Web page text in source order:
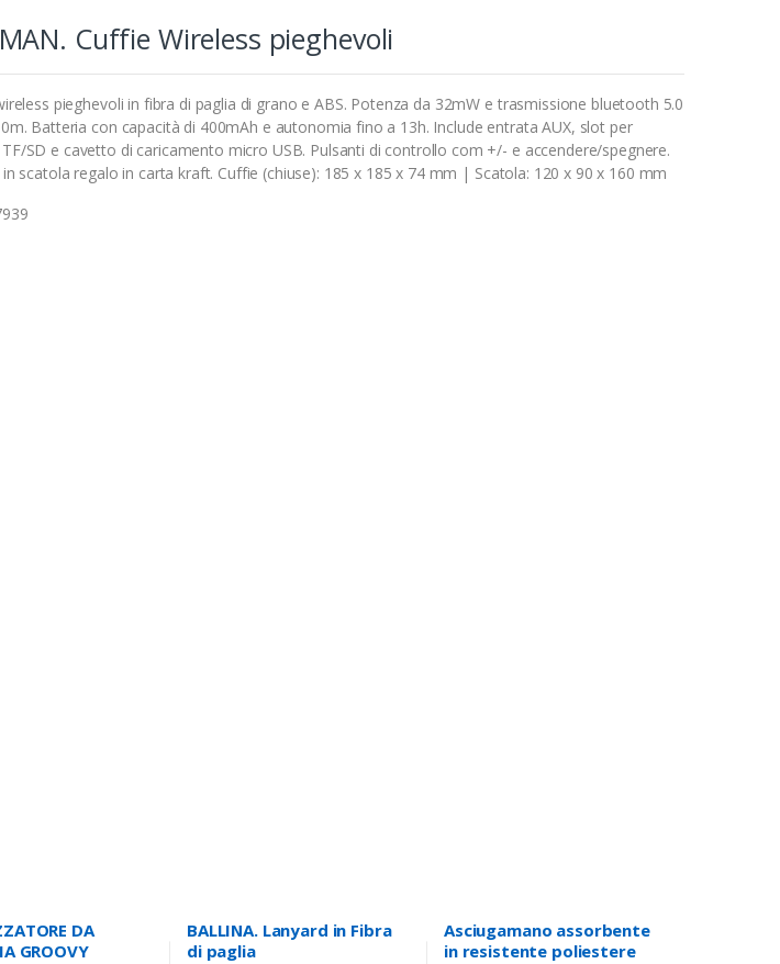
Cuffie Wireless pieghevoli
pieghevoli in fibra di paglia di grano e ABS. Potenza da 32mW e trasmissione bluetooth 5.0
Batteria con capacità di 400mAh e autonomia fino a 13h. Include entrata AUX, slot per
SD e cavetto di caricamento micro USB. Pulsanti di controllo com +/- e accendere/spegnere.
scatola regalo in carta kraft. Cuffie (chiuse): 185 x 185 x 74 mm | Scatola: 120 x 90 x 160 mm
DA
GROOVY
BALLINA. Lanyard in Fibra
di paglia
Asciugamano assorbente
in resistente poliestere